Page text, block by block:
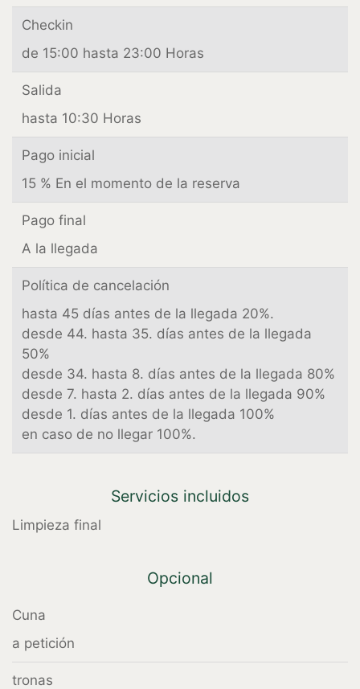
Checkin
de 15:00 hasta 23:00 Horas
Salida
hasta 10:30 Horas
Pago inicial
15 % En el momento de la reserva
Pago final
A la llegada
Política de cancelación
hasta 45 días antes de la llegada 20%.
desde 44. hasta 35. días antes de la llegada
50%
desde 34. hasta 8. días antes de la llegada 80%
desde 7. hasta 2. días antes de la llegada 90%
desde 1. días antes de la llegada 100%
en caso de no llegar 100%.
Servicios incluidos
Limpieza final
Opcional
Cuna
a petición
tronas